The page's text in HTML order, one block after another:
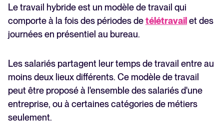
Le travail hybride est un modèle de travail qui
comporte à la fois des périodes detélétravail et des
journées en présentiel au bureau.
Les salariés partagent leur temps de travail entre au
moins deux lieux différents. Ce modèle de travail
peut être proposé à l'ensemble des salariés d'une
entreprise, ou à certaines catégories de métiers
seulement.